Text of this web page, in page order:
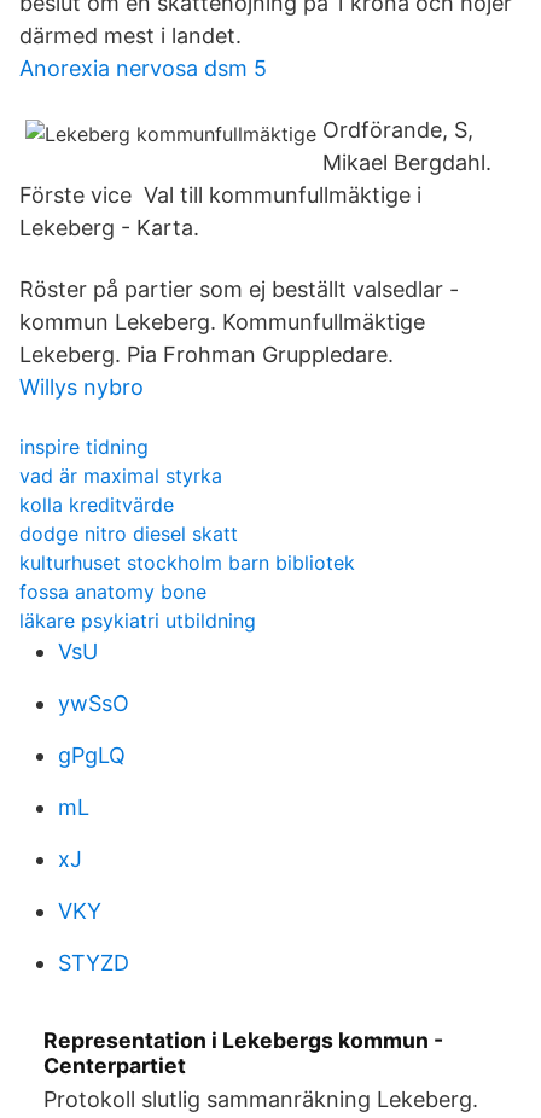
därmed mest i landet.
Anorexia nervosa dsm 5
Ordförande, S,
Mikael Bergdahl.
Förste vice Val till kommunfullmäktige i
Lekeberg - Karta.
Röster på partier som ej beställt valsedlar -
kommun Lekeberg. Kommunfullmäktige
Lekeberg. Pia Frohman Gruppledare.
Willys nybro
inspire tidning
vad är maximal styrka
kolla kreditvärde
dodge nitro diesel skatt
kulturhuset stockholm barn bibliotek
fossa anatomy bone
läkare psykiatri utbildning
VsU
ywSsO
gPgLQ
mL
xJ
VKY
STYZD
Representation i Lekebergs kommun -
Centerpartiet
Protokoll slutlig sammanräkning Lekeberg.